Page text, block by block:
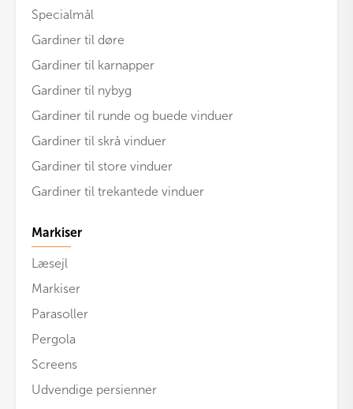
Specialmål
Gardiner til døre
Gardiner til karnapper
Gardiner til nybyg
Gardiner til runde og buede vinduer
Gardiner til skrå vinduer
Gardiner til store vinduer
Gardiner til trekantede vinduer
Markiser
Læsejl
Markiser
Parasoller
Pergola
Screens
Udvendige persienner